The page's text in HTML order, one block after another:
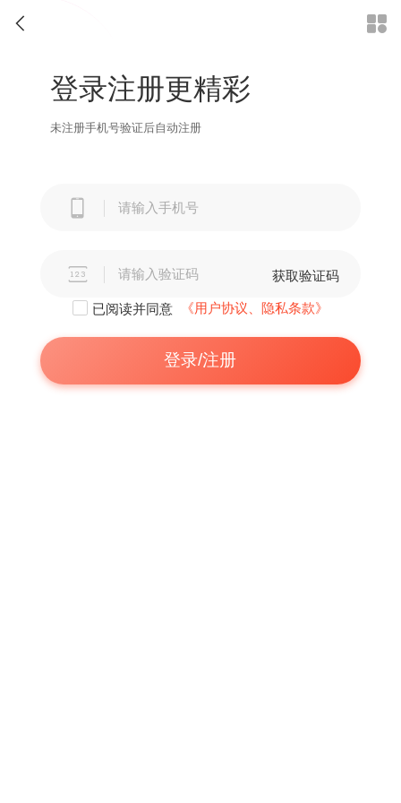

登录注册更精彩
未注册手机号验证后自动注册

获取验证码
已阅读并同意
《用户协议、隐私条款》
登录/注册
